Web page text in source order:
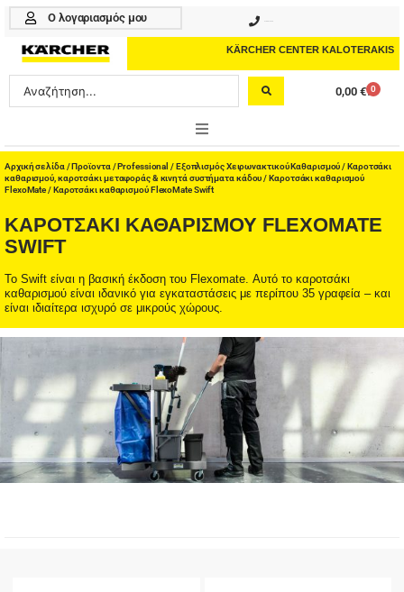
Μετάβαση
περιεχόμενο
Ο λογαριασμός μου
KÄRCHER CENTER KALOTERAKIS
Search
...
0,00 € 0
Cart
ONLINE SHOP
PROFESSIONAL
ΑΞΕΣΟΥΑΡ
ΚΑΘΑΡΙΣΤΙΚΑ
ΥΠΗΡΕΣΙΕΣ-ΝΕΑ-ΛΥΣΕΙΣ
Αρχική σελίδα /Προϊοντα /Professional /Εξοπλισμός Χειρωνακτικού Καθαρισμού/Καροτσάκι
καθαρισμού, καροτσάκι μεταφοράς & κινητά συστήματα κάδου/Καροτσάκι καθαρισμού
FlexoMate/ Καροτσάκι καθαρισμού FlexoMate Swift
ΚΑΡΟΤΣΆΚΙ ΚΑΘΑΡΙΣΜΟΎ FLEXOMATE
SWIFT
Το Swift είναι η βασική έκδοση του Flexomate. Αυτό το καροτσάκι
καθαρισμού είναι ιδανικό για εγκαταστάσεις με περίπου 35 γραφεία – και
είναι ιδιαίτερα ισχυρό σε μικρούς χώρους.